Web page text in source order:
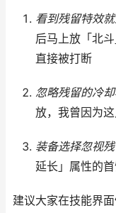
看到残留特效
后马上放「北
直接被打断
忽略残留的冷
放，我曾因为
装备选择忽视
延长」属性的
建议大家在技能界面